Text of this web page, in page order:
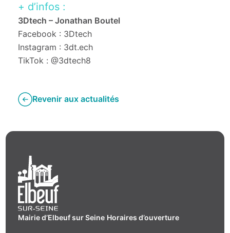
+ d’infos :
3Dtech – Jonathan Boutel
Facebook : 3Dtech
Instagram : 3dt.ech
TikTok : @3dtech8
Revenir aux actualités
Mairie d’Elbeuf sur Seine Horaires d’ouverture